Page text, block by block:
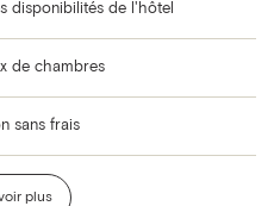
disponibilités de l'hôtel
de chambres
sans frais
plus